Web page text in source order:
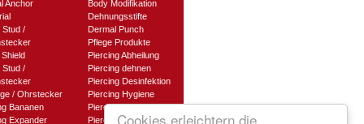
Cookies erleichtern die
Anchor
Stud /
Shield
Stud /
/ Ohrstecker
Bananen
Expander
Body Modifikation
Dehnungsstifte
Dermal Punch
Pflege Produkte
Piercing Abheilung
Piercing dehnen
Piercing Desinfektion
Piercing Hygiene
Piercingklemmen
Piercing-Material